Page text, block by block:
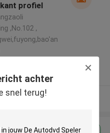
achter
snel terug!
profiel
,No.102 ,
Leverancier
meer